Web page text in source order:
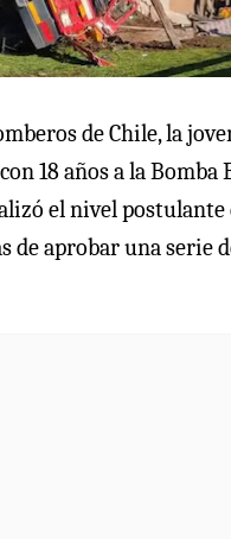
de Chile, la
18 años a la Bomba
el nivel postulante
de aprobar una serie